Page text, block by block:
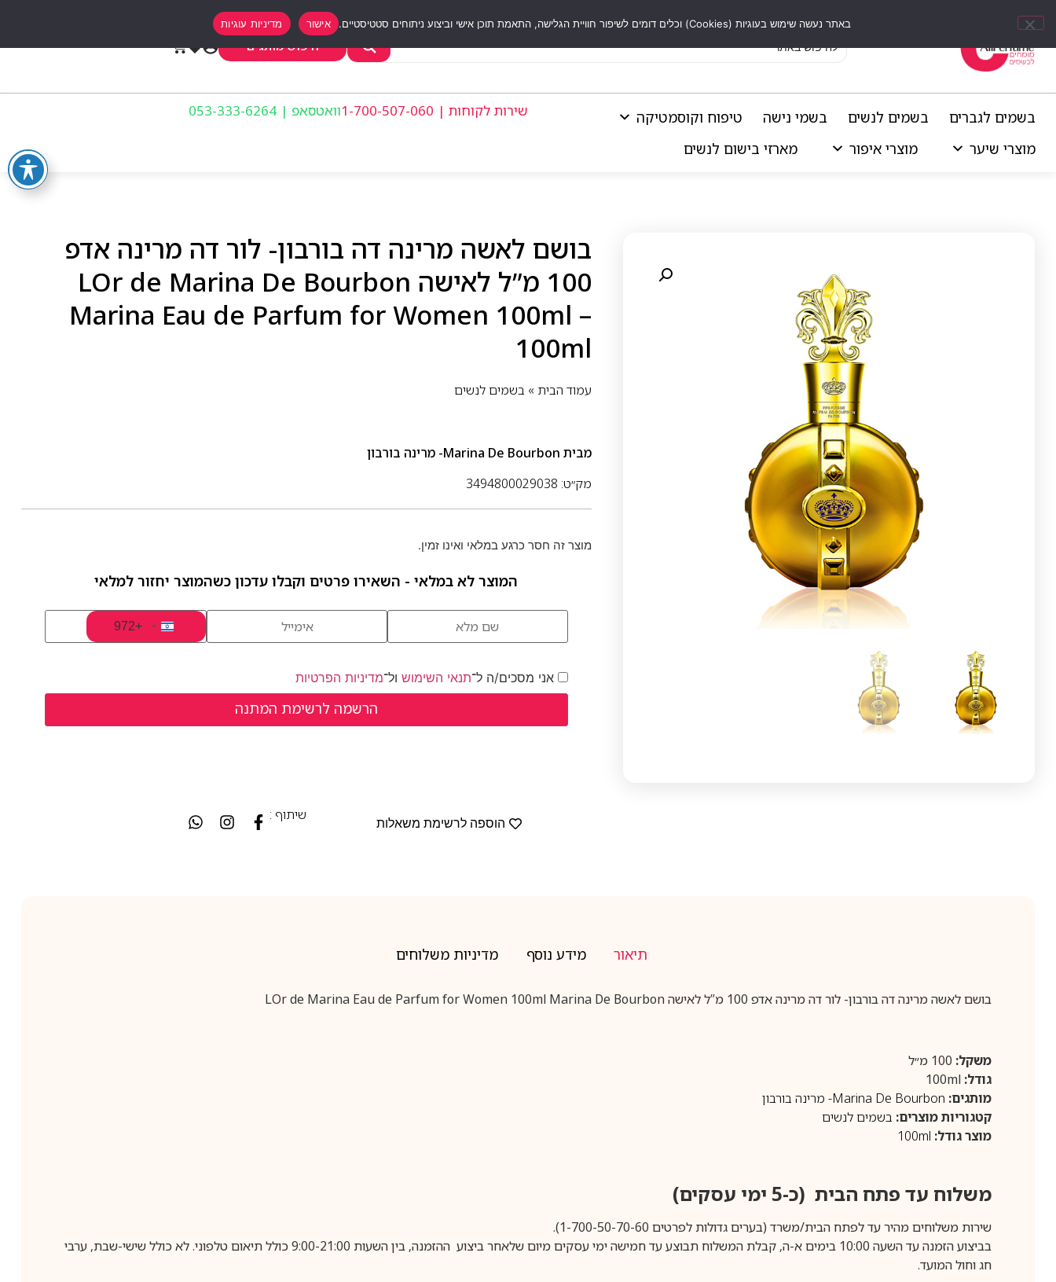
חיפוש מותגים
בשמים לגברים בשמים לנשים בשמי נישה
טיפוח וקוסמטיקה
מוצרי שיער
מוצרי איפור מארזי בישום לנשים
שירות לקוחות | 1-700-507-060 וואטסאפ | 053-333-6264
בושם לאשה מרינה דה בורבון- לור דה מרינה אדפ
100 מ”ל לאישה Marina De Bourbon‏ LOr de
Marina Eau de Parfum for Women 100ml –
100ml
עמוד הבית » בשמים לנשים
מבית Marina De Bourbon- מרינה בורבון
מק״ט: 3494800029038
מוצר זה חסר כרגע במלאי ואינו זמין.
המוצר לא במלאי - השאירו פרטים וקבלו עדכון כשהמוצר יחזור למלאי
Israel +972
+972
אני מסכים/ה ל־תנאי השימוש ול־מדיניות הפרטיות
הוספה לרשימת משאלות
שיתוף :
תיאור מידע נוסף מדיניות משלוחים
בושם לאשה מרינה דה בורבון- לור דה מרינה אדפ 100 מ”ל לאישה Marina De Bourbon‏ LOr de Marina Eau de Parfum for Women 100ml
משקל:
גודל:
מותגים: Marina De Bourbon- מרינה בורבון
קטגוריות מוצרים: בשמים לנשים
מוצר גודל: 100ml
משלוח עד פתח הבית (כ-5 ימי עסקים)
שירות משלוחים מהיר עד לפתח הבית/משרד (בערים גדולות לפרטים 1-700-50-70-60).
בביצוע הזמנה עד השעה 10:00 בימים א-ה, קבלת המשלוח תבוצע עד חמישה ימי עסקים מיום שלאחר ביצוע ההזמנה, בין השעות 9:00-21:00 כולל תיאום טלפוני. לא כולל שישי-שבת, ערבי
חג וחול המועד.
באתר נעשה שימוש בעוגיות (Cookies) וכלים דומים לשיפור חוויית הגלישה, התאמת תוכן אישי וביצוע ניתוחים סטטיסטיים. אישור מדיניות עוגיות